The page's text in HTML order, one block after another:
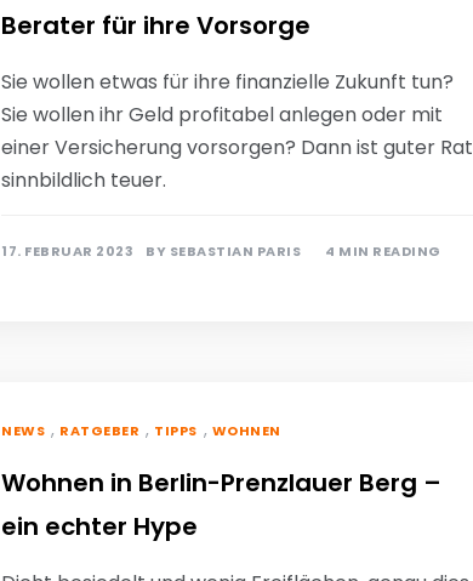
Berater für ihre Vorsorge
Sie wollen etwas für ihre finanzielle Zukunft tun?
Sie wollen ihr Geld profitabel anlegen oder mit
einer Versicherung vorsorgen? Dann ist guter Rat
sinnbildlich teuer.
17. FEBRUAR 2023 BY SEBASTIAN PARIS 4 MIN READING
NEWS , RATGEBER , TIPPS , WOHNEN
Wohnen in Berlin-Prenzlauer Berg –
ein echter Hype